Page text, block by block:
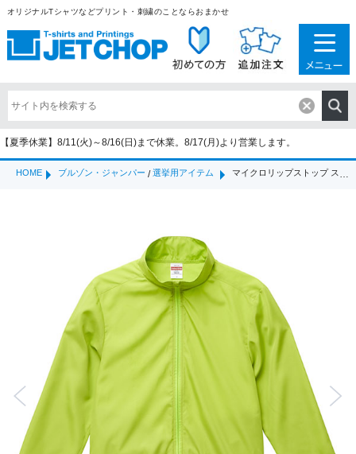
オリジナルTシャツなどプリント・刺繍のことならおまかせ
【夏季休業】8/11(火)～8/16(日)まで休業。8/17(月)より営業します。
HOME ブルゾン・ジャンパー /選挙用アイテム マイクロリップストップ スタッフ ジャケット（7061-01）